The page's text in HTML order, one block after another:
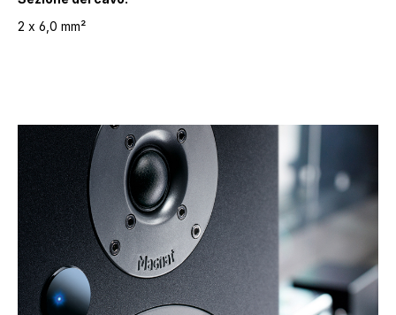
2 x 6,0 mm²